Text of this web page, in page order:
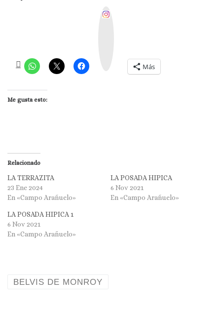
Más
Me gusta esto:
Relacionado
LA TERRAZITA
23 Ene 2024
En «Campo Arañuelo»
LA POSADA HIPICA
6 Nov 2021
En «Campo Arañuelo»
LA POSADA HIPICA 1
6 Nov 2021
En «Campo Arañuelo»
BELVIS DE MONROY